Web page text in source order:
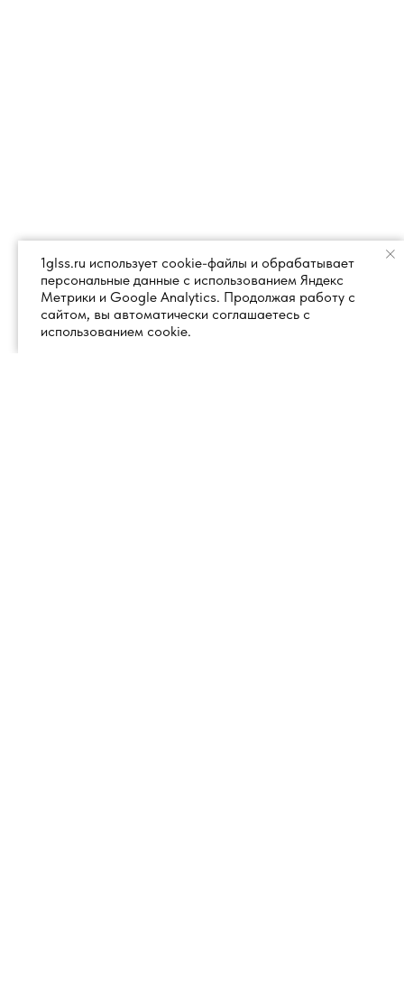
1glss.ru использует cookie-файлы и обрабатывает
персональные данные с использованием Яндекс
Метрики и Google Analytics. Продолжая работу с
сайтом, вы автоматически соглашаетесь с
использованием cookie.